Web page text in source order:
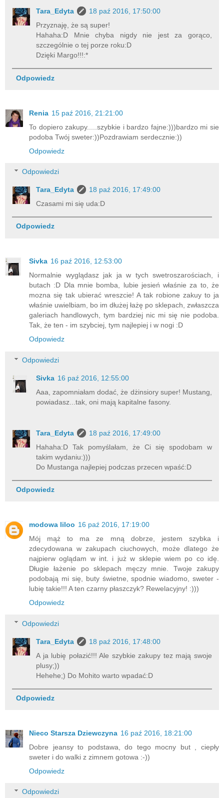
Tara_Edyta
18 paź 2016, 17:50:00
Przyznaję, że są super!
Hahaha:D Mnie chyba nigdy nie jest za gorąco,
szczególnie o tej porze roku:D
Dzięki Margo!!!:*
Odpowiedz
Renia 15 paź 2016, 21:21:00
To dopiero zakupy.....szybkie i bardzo fajne:)))bardzo mi sie
podoba Twój sweter:))Pozdrawiam serdecznie:))
Odpowiedz
Odpowiedzi
Tara_Edyta
18 paź 2016, 17:49:00
Czasami mi się uda:D
Odpowiedz
Sivka 16 paź 2016, 12:53:00
Normalnie wyglądasz jak ja w tych swetroszarościach, i
butach :D Dla mnie bomba, lubie jesień właśnie za to, że
mozna się tak ubierać wreszcie! A tak robione zakuy to ja
właśnie uwielbiam, bo im dłużej łażę po sklepach, zwłaszcza
galeriach handlowych, tym bardziej nic mi się nie podoba.
Tak, że ten - im szybciej, tym najlepiej i w nogi :D
Odpowiedz
Odpowiedzi
Sivka 16 paź 2016, 12:55:00
Aaa, zapomniałam dodać, że dżinsiory super! Mustang,
powiadasz...tak, oni mają kapitalne fasony.
Tara_Edyta
18 paź 2016, 17:49:00
Hahaha:D Tak pomyślałam, że Ci się spodobam w
takim wydaniu:)))
Do Mustanga najlepiej podczas przecen wpaść:D
Odpowiedz
modowa liloo 16 paź 2016, 17:19:00
Mój mąż to ma ze mną dobrze, jestem szybka i
zdecydowana w zakupach ciuchowych, może dlatego że
najpierw oglądam w int. i już w sklepie wiem po co idę.
Długie łażenie po sklepach męczy mnie. Twoje zakupy
podobają mi się, buty świetne, spodnie wiadomo, sweter -
lubię takie!!! A ten czarny płaszczyk? Rewelacyjny! :)))
Odpowiedz
Odpowiedzi
Tara_Edyta
18 paź 2016, 17:48:00
A ja lubię połazić!!! Ale szybkie zakupy tez mają swoje
plusy;))
Hehehe;) Do Mohito warto wpadać:D
Odpowiedz
Nieco Starsza Dziewczyna 16 paź 2016, 18:21:00
Dobre jeansy to podstawa, do tego mocny but , ciepły
sweter i do walki z zimnem gotowa :-))
Odpowiedz
Odpowiedzi